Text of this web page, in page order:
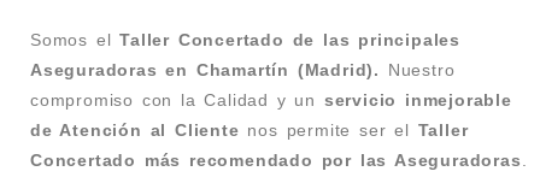
Somos elTaller Concertado de las principales
Aseguradoras en Chamartín (Madrid). Nuestro
compromiso con la Calidad y un servicio inmejorable
de Atención al Cliente nos permite ser el Taller
Concertado más recomendado por las Aseguradoras